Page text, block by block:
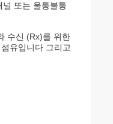
또는 울퉁불퉁
수신 (Rx)를 위한
유입니다 그리고